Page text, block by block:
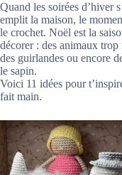
Quand les soirées d’hiver
emplit la maison, le
le crochet. Noël est la
décorer : des animaux
des guirlandes ou encore
le sapin.
Voici 11 idées pour
fait main.